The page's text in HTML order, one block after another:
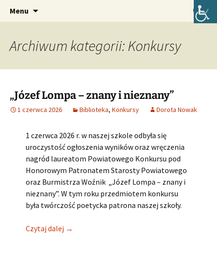
Szkoła Podstawowa im. Józefa
Lompy w Lubszy
Oficjalna strona internetowa szkoły.
Menu Szukaj:
Archiwum kategorii: Konkursy
„Józef Lompa – znany i nieznany”
1 czerwca 2026 Biblioteka, Konkursy Dorota Nowak
1 czerwca 2026 r. w naszej szkole odbyła się
uroczystość ogłoszenia wyników oraz wręczenia
nagród laureatom Powiatowego Konkursu pod
Honorowym Patronatem Starosty Powiatowego
oraz Burmistrza Woźnik „Józef Lompa – znany i
nieznany”. W tym roku przedmiotem konkursu
była twórczość poetycka patrona naszej szkoły.
Czytaj dalej „Józef Lompa – znany i nieznany”
→